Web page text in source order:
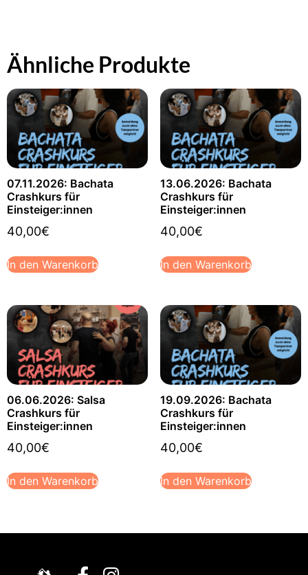
Ähnliche Produkte
07.11.2026: Bachata
Crashkurs für
Einsteiger:innen
40,00€
In den Warenkorb
13.06.2026: Bachata
Crashkurs für
Einsteiger:innen
40,00€
In den Warenkorb
06.06.2026: Salsa
Crashkurs für
Einsteiger:innen
40,00€
In den Warenkorb
19.09.2026: Bachata
Crashkurs für
Einsteiger:innen
40,00€
In den Warenkorb